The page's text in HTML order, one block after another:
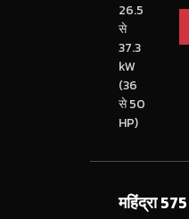
26.5
से
37.3
kW
(36
से 50
HP)
महिंद्रा 575